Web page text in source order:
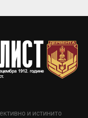
и истинито